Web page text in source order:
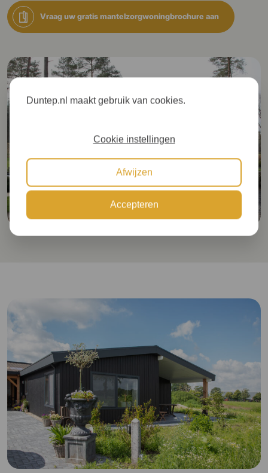
Vraag uw gratis mantelzorgwoningbrochure aan
Duntep.nl maakt gebruik van cookies.
Cookie instellingen
Afwijzen
Accepteren